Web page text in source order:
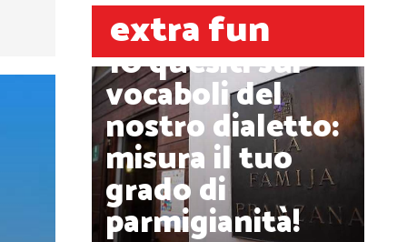
extra fun
10 quesiti sui
vocaboli del
nostro dialetto:
misura il tuo
grado di
parmigianità!